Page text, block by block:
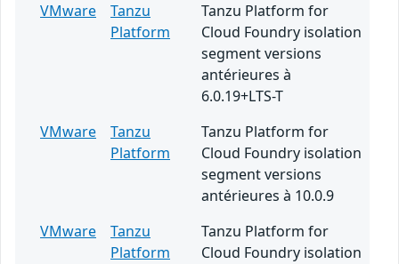
VMware
Tanzu
Platform
Tanzu Platform for
Cloud Foundry isolation
segment versions
antérieures à
6.0.19+LTS-T
VMware
Tanzu
Platform
Tanzu Platform for
Cloud Foundry isolation
segment versions
antérieures à 10.0.9
VMware
Tanzu
Platform
Tanzu Platform for
Cloud Foundry isolation